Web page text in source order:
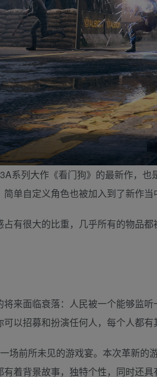
系列大作《看门狗》的最新作，
单自定义角色也被加入到了新作当
有很大的比重，几乎所有的物品
来面临衰落：人民被一个能够监
以招募和扮演任何人，每个人都
场前所未见的游戏宴。本次革新
着背景故事，独特个性，同时还